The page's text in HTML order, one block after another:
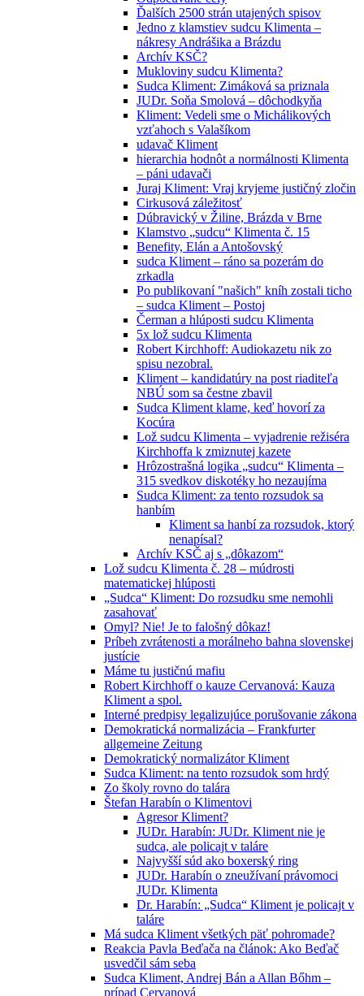
Ďalších 2500 strán utajených spisov
Jedno z klamstiev sudcu Klimenta –
nákresy Andrášika a Brázdu
Archív KSČ?
Mukloviny sudcu Klimenta?
Sudca Kliment: Zimáková sa priznala
JUDr. Soňa Smolová – dôchodkyňa
Kliment: Vedeli sme o Michálikových
vzťahoch s Valašíkom
udavač Kliment
hierarchia hodnôt a normálnosti Klimenta
– páni udavači
Juraj Kliment: Vraj kryjeme justičný zločin
Cirkusová záležitosť
Dúbravický v Žiline, Brázda v Brne
Klamstvo „sudcu“ Klimenta č. 15
Benefity, Elán a Antošovský
sudca Kliment – ráno sa pozerám do
zrkadla
Po publikovaní "našich" kníh zostali ticho
– sudca Kliment – Postoj
Čerman a hlúposti sudcu Klimenta
5x lož sudcu Klimenta
Robert Kirchhoff: Audiokazetu nik zo
spisu nezobral.
Kliment – kandidatúry na post riaditeľa
NBÚ som sa čestne zbavil
Sudca Kliment klame, keď hovorí za
Kocúra
Lož sudcu Klimenta – vyjadrenie režiséra
Kirchhoffa k zmiznutej kazete
Hrôzostrašná logika „sudcu“ Klimenta –
315 svedkov diskotéky ho nezaujíma
Sudca Kliment: za tento rozsudok sa
hanbím
Kliment sa hanbí za rozsudok, ktorý
nenapísal?
Archív KSČ aj s „dôkazom“
Lož sudcu Klimenta č. 28 – múdrosti
matematickej hlúposti
„Sudca“ Kliment: Do rozsudku sme nemohli
zasahovať
Omyl? Nie! Je to falošný dôkaz!
Príbeh zvrátenosti a morálneho bahna slovenskej
justície
Máme tu justičnú mafiu
Robert Kirchhoff o kauze Cervanová: Kauza
Kliment a spol.
Interné predpisy legalizujúce porušovanie zákona
Demokratická normalizácia – Frankfurter
allgemeine Zeitung
Demokratický normalizátor Kliment
Sudca Kliment: na tento rozsudok som hrdý
Zo školy rovno do talára
Štefan Harabín o Klimentovi
Agresor Kliment?
JUDr. Harabín: JUDr. Kliment nie je
sudca, ale policajt v taláre
Najvyšší súd ako boxerský ring
JUDr. Harabín o zneužívaní právomoci
JUDr. Klimenta
Dr. Harabín: „Sudca“ Kliment je policajt v
taláre
Má sudca Kliment všetkých päť pohromade?
Reakcia Pavla Beďača na článok: Ako Beďač
usvedčil sám seba
Sudca Kliment, Andrej Bán a Allan Bőhm –
prípad Cervanová